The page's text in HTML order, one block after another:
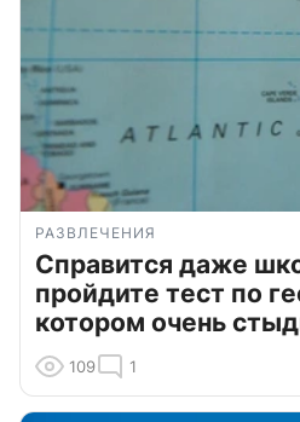
РАЗВЛЕЧЕНИЯ
Справится даже
пройдите тест по
котором очень
109 1